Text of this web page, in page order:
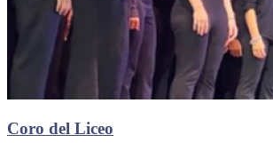
Coro del Liceo